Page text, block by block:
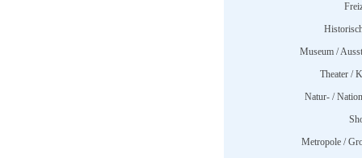
Museum /
Theater /
Natur- /
Metropole /